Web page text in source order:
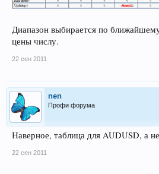
Диапазон выбирается по
цены числу.
22 сен 2011
nen
Профи форума
Наверное, таблица для AUDUSD, а
22 сен 2011